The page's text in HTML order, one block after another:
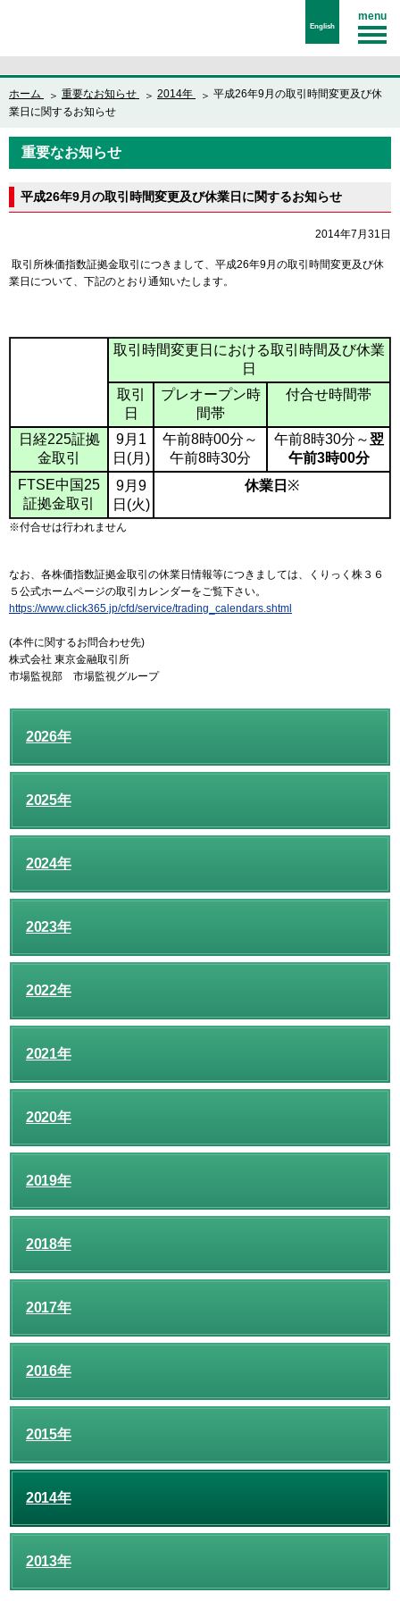
English
ホーム 重要なお知らせ 2014年
平成26年9月の取引時間変更及び休
業日に関するお知らせ
重要なお知らせ
平成26年9月の取引時間変更及び休業日に関するお知らせ
2014年7月31日
取引所株価指数証拠金取引につきまして、平成26年9月の取引時間変更及び休
業日について、下記のとおり通知いたします。
取引時間変更日における取引時間及び休業
日
取引
日
プレオープン時
間帯
付合せ時間帯
日経225証拠
金取引
9月1
日(月)
午前8時00分～
午前8時30分
午前8時30分～翌
午前3時00分
FTSE中国25
証拠金取引
9月9
日(火)
休業日 ※
※付合せは行われません
なお、各株価指数証拠金取引の休業日情報等につきましては、くりっく株３６
５公式ホームページの取引カレンダーをご覧下さい。
https://www.click365.jp/cfd/service/trading_calendars.shtml
(本件に関するお問合わせ先)
株式会社 東京金融取引所
市場監視部 市場監視グループ
2026年
2025年
2024年
2023年
2022年
2021年
2020年
2019年
2018年
2017年
2016年
2015年
2014年
2013年
menu